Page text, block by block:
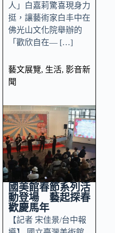
人」白嘉莉驚喜現身力
挺，讓藝術家白丰中在
佛光山文化院舉辦的
「歡欣自在— […]
藝文展覽, 生活, 影音新
聞
國美館春節系列活
動登場 藝起探春
歡慶馬年
【記者 宋佳景/台中報